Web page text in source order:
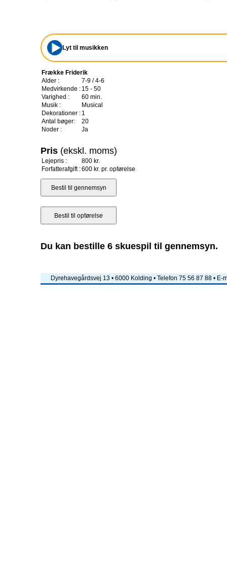
Lyt til musikken
Frække Friderik
Alder :
7-9 / 4-6
Medvirkende : 15 - 50
Varighed :
60 min.
Musik :
Musical
Dekorationer : 1
Antal bøger:
20
Noder :
Ja
Pris (ekskl. moms)
Lejepris :
800 kr.
Forfatterafgift :600 kr. pr. opførelse
Du kan bestille 6 skuespil til gennemsyn.
Dyrehavegårdsvej 13 • 6000 Kolding • Telefon 75 56 87 88 • E-